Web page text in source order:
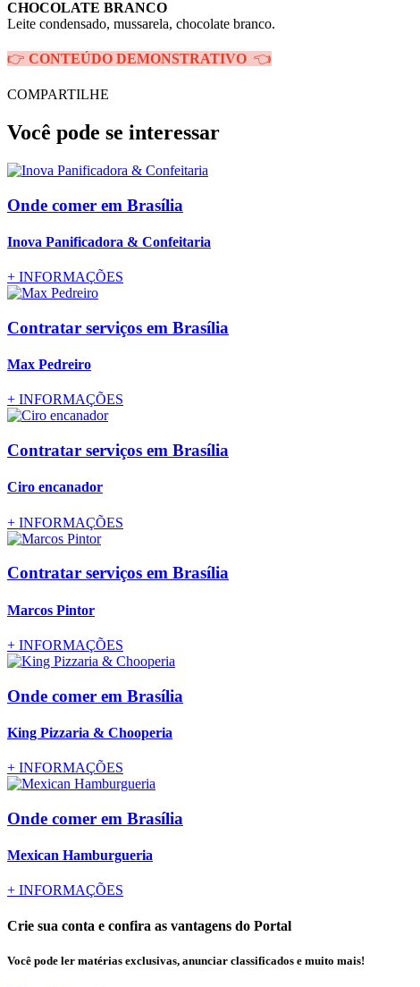
CHOCOLATE BRANCO
Leite condensado, mussarela, chocolate branco.
👉 CONTEÚDO DEMONSTRATIVO 👈
COMPARTILHE
Você pode se interessar
Onde comer em Brasília
Inova Panificadora & Confeitaria
+ INFORMAÇÕES
Contratar serviços em Brasília
Max Pedreiro
+ INFORMAÇÕES
Contratar serviços em Brasília
Ciro encanador
+ INFORMAÇÕES
Contratar serviços em Brasília
Marcos Pintor
+ INFORMAÇÕES
Onde comer em Brasília
King Pizzaria & Chooperia
+ INFORMAÇÕES
Onde comer em Brasília
Mexican Hamburgueria
+ INFORMAÇÕES
Crie sua conta e confira as vantagens do Portal
Você pode ler matérias exclusivas, anunciar classificados e muito mais!